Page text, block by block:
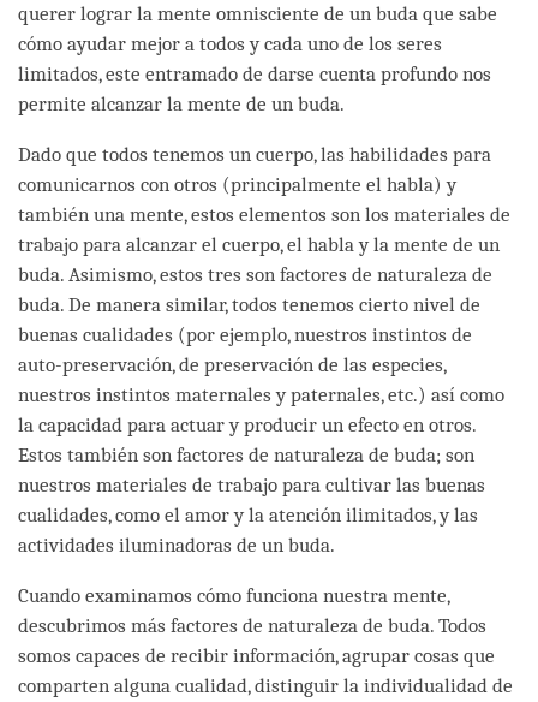
querer lograr la mente omnisciente de un buda que sabe
cómo ayudar mejor a todos y cada uno de los seres
limitados, este entramado de darse cuenta profundo nos
permite alcanzar la mente de un buda.
Dado que todos tenemos un cuerpo, las habilidades para
comunicarnos con otros (principalmente el habla) y
también una mente, estos elementos son los materiales de
trabajo para alcanzar el cuerpo, el habla y la mente de un
buda. Asimismo, estos tres son factores de naturaleza de
buda. De manera similar, todos tenemos cierto nivel de
buenas cualidades (por ejemplo, nuestros instintos de
auto-preservación, de preservación de las especies,
nuestros instintos maternales y paternales, etc.) así como
la capacidad para actuar y producir un efecto en otros.
Estos también son factores de naturaleza de buda; son
nuestros materiales de trabajo para cultivar las buenas
cualidades, como el amor y la atención ilimitados, y las
actividades iluminadoras de un buda.
Cuando examinamos cómo funciona nuestra mente,
descubrimos más factores de naturaleza de buda. Todos
somos capaces de recibir información, agrupar cosas que
comparten alguna cualidad, distinguir la individualidad de